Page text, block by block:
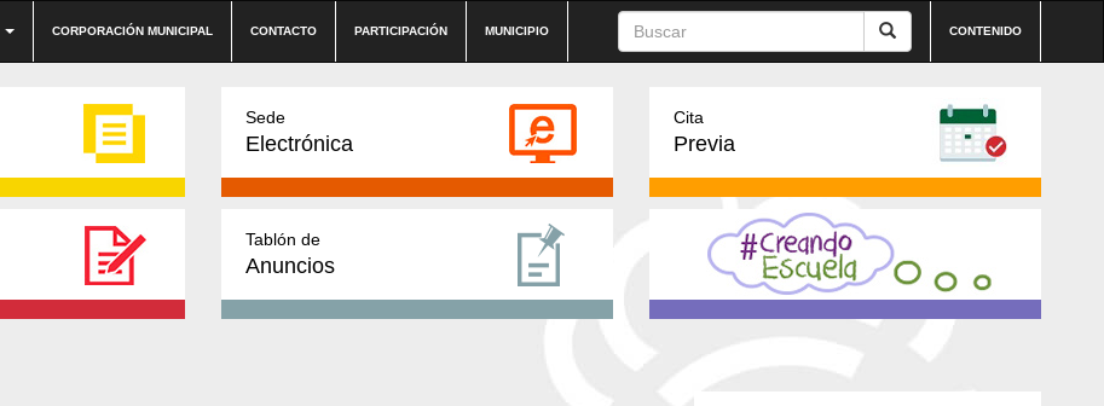
CORPORACIÓN MUNICIPAL CONTACTO PARTICIPACIÓN MUNICIPIO CONTENIDO
Sede
Electrónica
Cita
Previa
Tablón de
Anuncios